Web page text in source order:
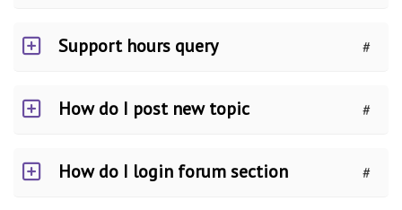
Support hours query #
How do I post new topic #
How do I login forum section #